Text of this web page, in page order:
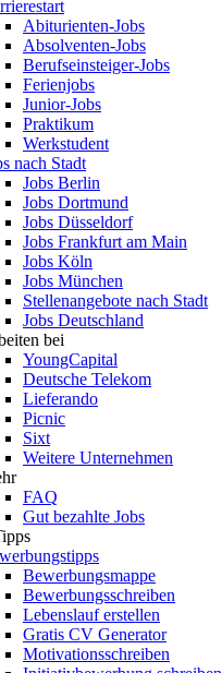
Abiturienten-Jobs
Absolventen-Jobs
Berufseinsteiger-Jobs
Ferienjobs
Junior-Jobs
Praktikum
Werkstudent
nach Stadt
Jobs Berlin
Jobs Dortmund
Jobs Düsseldorf
Jobs Frankfurt am Main
Jobs Köln
Jobs München
Stellenangebote nach Stadt
Jobs Deutschland
bei
YoungCapital
Deutsche Telekom
Lieferando
Picnic
Sixt
Weitere Unternehmen
FAQ
Gut bezahlte Jobs
Bewerbungsmappe
Bewerbungsschreiben
Lebenslauf erstellen
Gratis CV Generator
Motivationsschreiben